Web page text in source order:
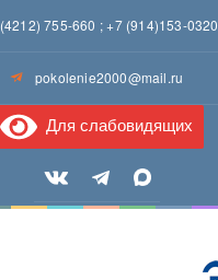
(4212) 755-660 ;+7 (914)153-0320
pokolenie2000@mail.ru
Для слабовидящих